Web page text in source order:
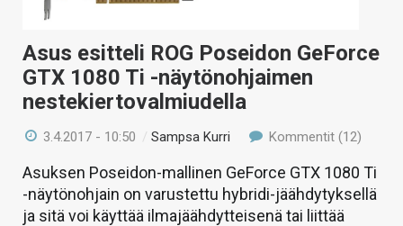
Asus esitteli ROG Poseidon GeForce
GTX 1080 Ti -näytönohjaimen
nestekiertovalmiudella
3.4.2017 - 10:50 /Sampsa Kurri Kommentit (12)
Asuksen Poseidon-mallinen GeForce GTX 1080 Ti
-näytönohjain on varustettu hybridi-jäähdytyksellä
ja sitä voi käyttää ilmajäähdytteisenä tai liittää